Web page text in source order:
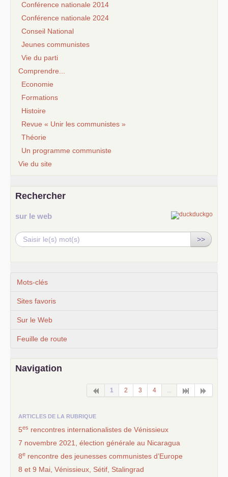
Conférence nationale 2014
Conférence nationale 2024
Conseil National
Jeunes communistes
Vie du parti
Comprendre...
Economie
Formations
Histoire
Revue « Unir les communistes »
Théorie
Un programme communiste
Vie du site
Rechercher
sur le web
>>
Mots-clés
Sites favoris
Sur le Web
Feuille de route
Navigation
1 2 3 4 ...
ARTICLES DE LA RUBRIQUE
5es rencontres internationalistes de Vénissieux
7 novembre 2021, élection générale au Nicaragua
8e rencontre des jeunesses communistes d’Europe
8 et 9 Mai, Vénissieux, Sétif, Stalingrad